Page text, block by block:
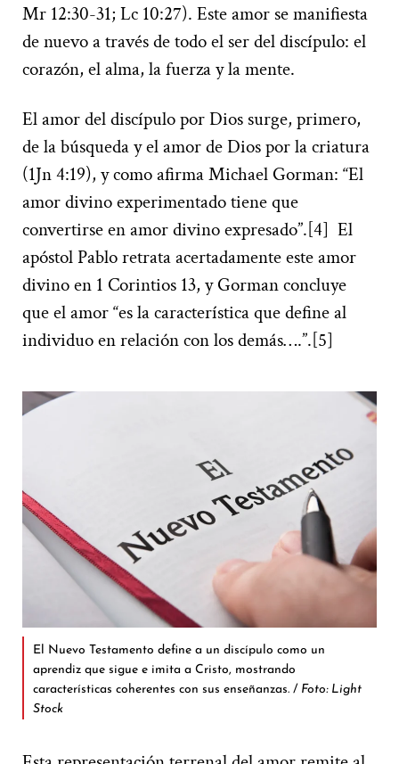
Mr 12:30-31; Lc 10:27). Este amor se manifiesta
de nuevo a través de todo el ser del discípulo: el
corazón, el alma, la fuerza y la mente.
El amor del discípulo por Dios surge, primero,
de la búsqueda y el amor de Dios por la criatura
(1Jn 4:19), y como afirma Michael Gorman: “El
amor divino experimentado tiene que
convertirse en amor divino expresado”.[4] El
apóstol Pablo retrata acertadamente este amor
divino en 1 Corintios 13, y Gorman concluye
que el amor “es la característica que define al
individuo en relación con los demás….”.[5]
El Nuevo Testamento define a un discípulo como un
aprendiz que sigue e imita a Cristo, mostrando
características coherentes con sus enseñanzas. / Foto: Light
Stock